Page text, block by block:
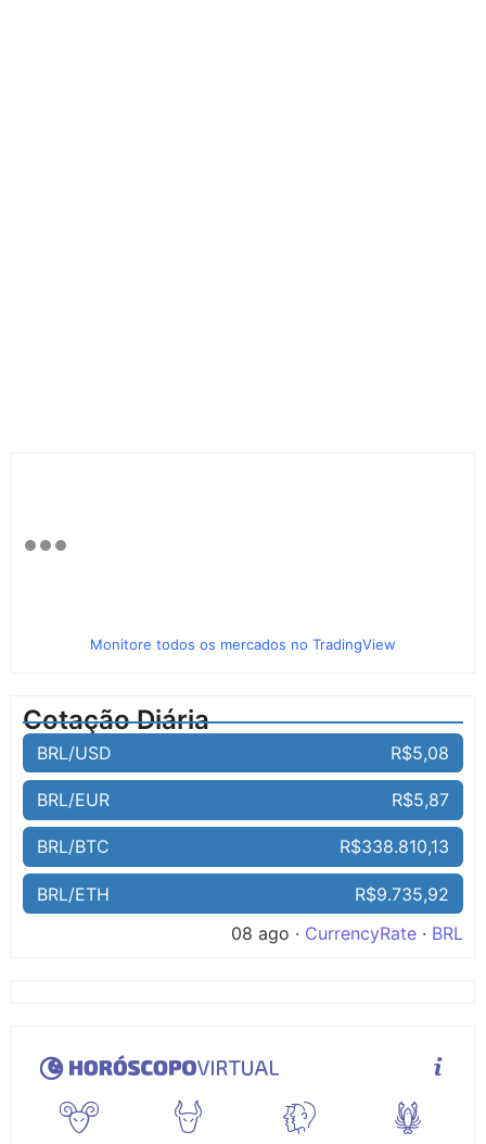
Monitore todos os mercados no TradingView
Cotação Diária
BRL/USD R$5,08
BRL/EUR R$5,87
BRL/BTC R$338.810,13
BRL/ETH
R$9.735,92
08 ago · CurrencyRate · BRL